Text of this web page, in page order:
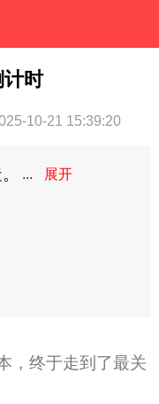
时
10-21 15:39:20
，终于走到了最关